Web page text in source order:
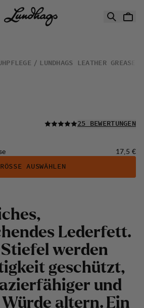
LUNDHAGS LEATHER GREASE
LESEN SIE ALLE
25 BEWERTUNGEN
Preis:
17,5 €
AUSWÄHLEN
Lederfett.
werden
geschützt,
und
altern. Ein